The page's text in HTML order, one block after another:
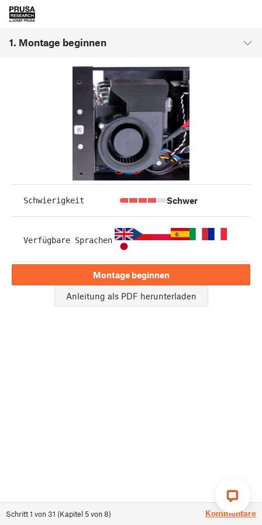
1. Montage beginnen
Schritt1 von31 (Kapitel 5von8) Kommentare
Schwierigkeit Schwer
Verfügbare Sprachen
Montage beginnen
Anleitung als PDF herunterladen